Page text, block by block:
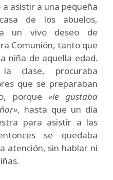
a asistir a una pequeña
de los abuelos,
un vivo deseo de
Comunión, tanto que
niña de aquella edad.
clase, procuraba
que se preparaban
porque«le gustaba
, hasta que un día
para asistir a las
se quedaba
atención, sin hablar ni